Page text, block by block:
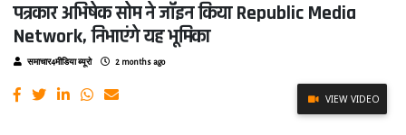
पत्रकार अभिषेक सोम ने जॉइन किया Republic Media
Network, निभाएंगे यह भूमिका
समाचार4मीडिया ब्यूरो 2 months ago
VIEW VIDEO